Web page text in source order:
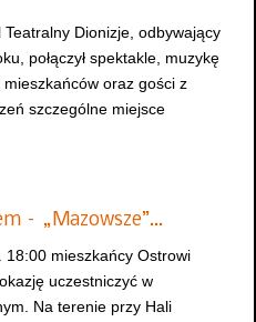
Dionizje, odbywający
połączył spektakle, muzykę
oraz gości z
szczególne miejsce
– „Mazowsze”…
mieszkańcy Ostrowi
uczestniczyć w
Na terenie przy Hali